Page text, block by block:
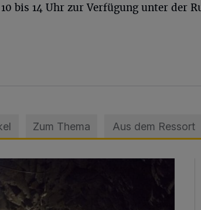
bis 14 Uhr zur Verfügung unter der
Zum Thema Aus dem Ressort